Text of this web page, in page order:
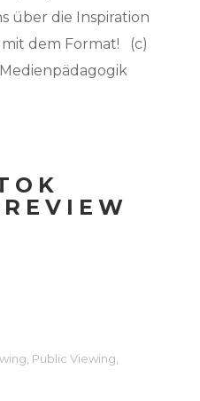
über die Inspiration
dem Format! (c)
Public Viewing